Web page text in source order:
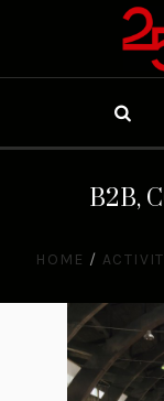
B2B,
HOME /